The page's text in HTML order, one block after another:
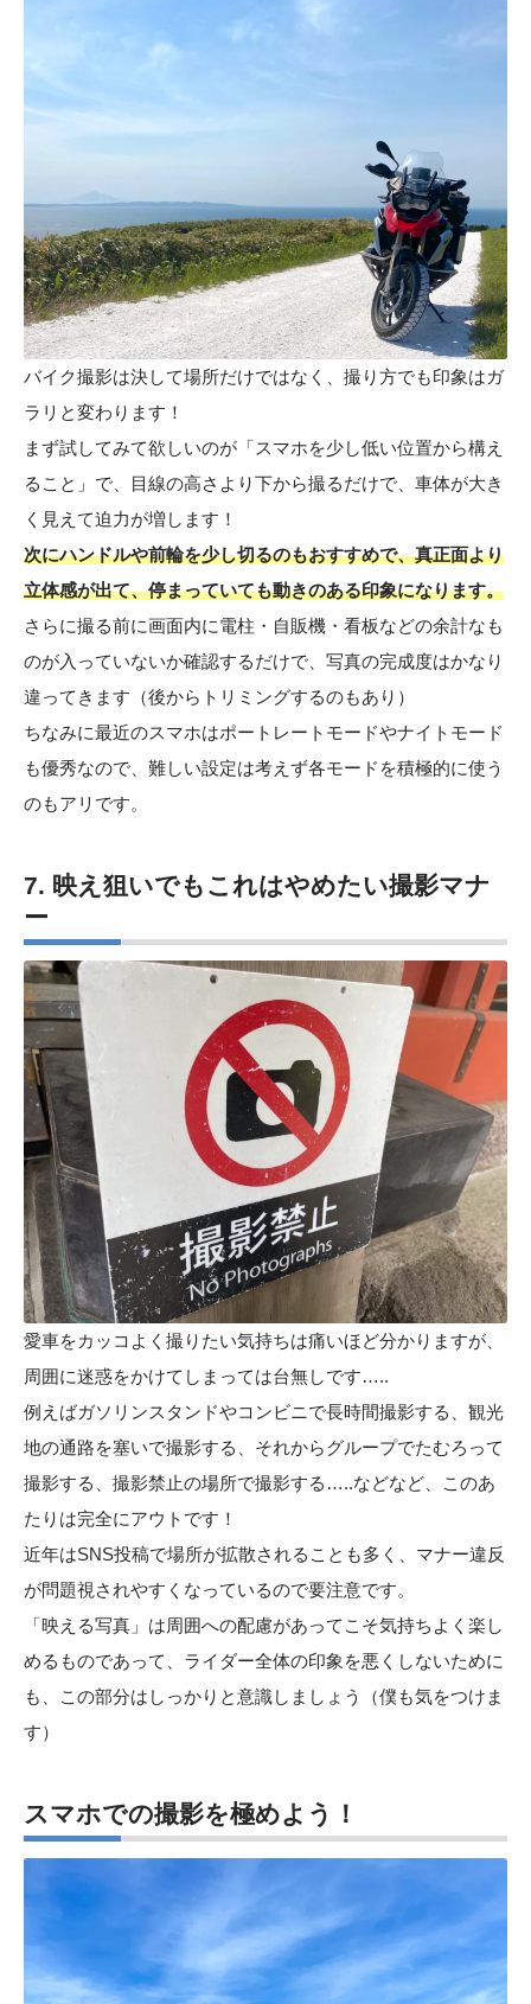
バイク撮影は決して場所だけではなく、撮り方でも印象はガ
ラリと変わります！
まず試してみて欲しいのが「スマホを少し低い位置から構え
ること」で、目線の高さより下から撮るだけで、車体が大き
く見えて迫力が増します！
次にハンドルや前輪を少し切るのもおすすめで、真正面より
立体感が出て、停まっていても動きのある印象になります。
さらに撮る前に画面内に電柱・自販機・看板などの余計なも
のが入っていないか確認するだけで、写真の完成度はかなり
違ってきます（後からトリミングするのもあり）
ちなみに最近のスマホはポートレートモードやナイトモード
も優秀なので、難しい設定は考えず各モードを積極的に使う
のもアリです。
7. 映え狙いでもこれはやめたい撮影マナ
ー
愛車をカッコよく撮りたい気持ちは痛いほど分かりますが、
周囲に迷惑をかけてしまっては台無しです…..
例えばガソリンスタンドやコンビニで長時間撮影する、観光
地の通路を塞いで撮影する、それからグループでたむろって
撮影する、撮影禁止の場所で撮影する…..などなど、このあ
たりは完全にアウトです！
近年はSNS投稿で場所が拡散されることも多く、マナー違反
が問題視されやすくなっているので要注意です。
「映える写真」は周囲への配慮があってこそ気持ちよく楽し
めるものであって、ライダー全体の印象を悪くしないために
も、この部分はしっかりと意識しましょう（僕も気をつけま
す）
スマホでの撮影を極めよう！